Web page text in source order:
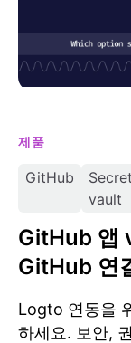
제품
GitHub
Secret
vault
GitHub 앱
GitHub 연
Logto 연동을
하세요. 보안,